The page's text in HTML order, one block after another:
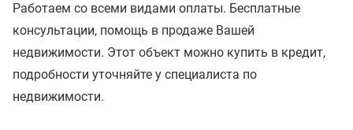
Работаем со всеми видами оплаты. Бесплатные
консультации, помощь в продаже Вашей
недвижимости. Этот объект можно купить в кредит,
подробности уточняйте у специалиста по
недвижимости.